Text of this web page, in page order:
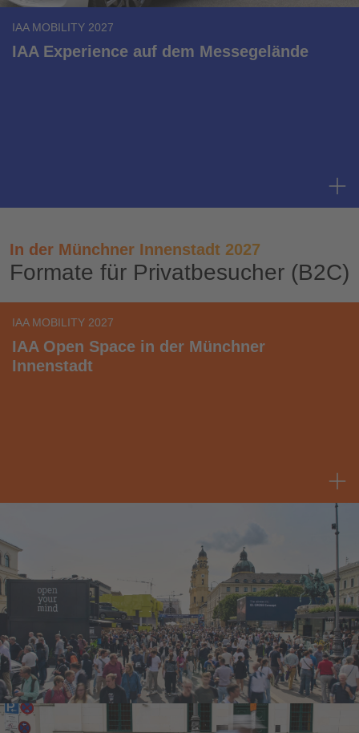
IAA MOBILITY 2027
IAA Experience auf dem Messegelände
In der Münchner Innenstadt 2027
Formate für Privatbesucher (B2C)
IAA MOBILITY 2027
IAA Open Space in der Münchner
Innenstadt